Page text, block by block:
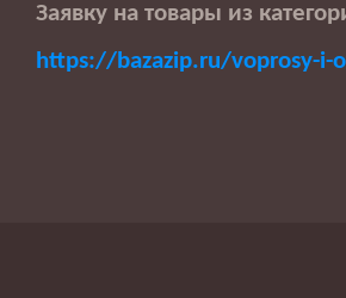
Заявку на товары из
https://bazazip.ru/voprosy-i-